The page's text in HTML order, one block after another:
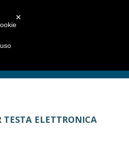
TESTA ELETTRONICA
×